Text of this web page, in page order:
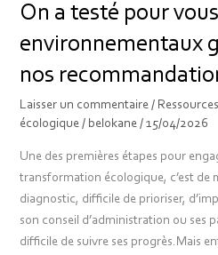
On a testé pour
environnementaux
nos
Laisser un commentaire /
écologique / belokane/15/04/2026
Une des premières étapes pour
transformation écologique, c’est de
diagnostic, difficile de prioriser,
son conseil d’administration ou ses
difficile de suivre ses progrès.Mais